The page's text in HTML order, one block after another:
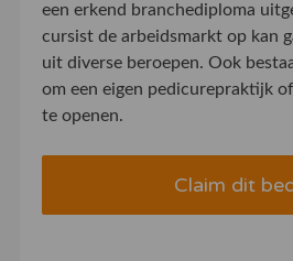
een erkend branchediploma
cursist de arbeidsmarkt op kan
uit diverse beroepen. Ook
om een eigen pedicurepraktijk
te openen.
Claim dit